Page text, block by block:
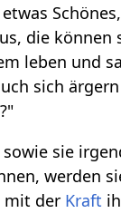
Schönes,
die können
leben und
sich
sowie sie
werden
mit der Kraft